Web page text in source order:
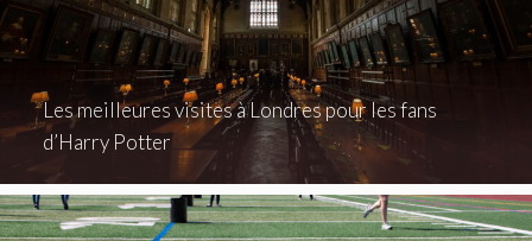
Les meilleures visites à Londres pour les fans
d’Harry Potter